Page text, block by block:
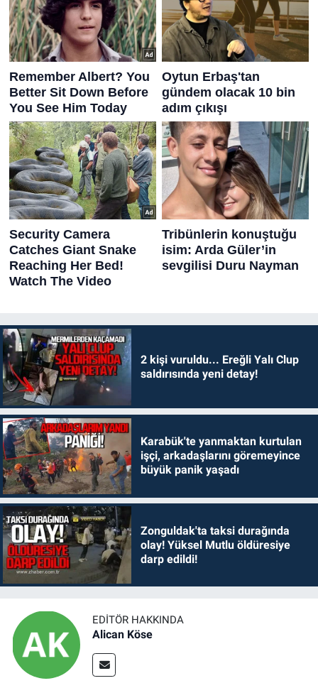
2 kişi vuruldu... Ereğli Yalı Clup
saldırısında yeni detay!
Karabük'te yanmaktan kurtulan
işçi, arkadaşlarını göremeyince
büyük panik yaşadı
Zonguldak'ta taksi durağında
olay! Yüksel Mutlu öldüresiye
darp edildi!
EDITÖR HAKKINDA
Alican Köse